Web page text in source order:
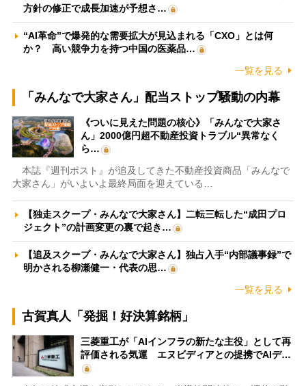
方針の修正で成長加速が予想さ…
“AI革命”で爆発的な需要拡大が見込まれる「CXO」とは何
か？ 高い競争力を持つ中国の医薬品…
一覧を見る
「みんなで大家さん」配当ストップ騒動の内幕
《ついに見えた問題の核心》「みんなで大家さ
ん」2000億円超不動産投資トラブル“異常なく
ら…
本誌『週刊ポスト』が追及してきた不動産投資商品「みんなで
大家さん」がいよいよ最終局面を迎えている…
【独走スクープ・みんなで大家さん】二転三転した“成田プロ
ジェクト”の計画変更の裏で起き…
【追及スクープ・みんなで大家さん】独占入手“内部議事録”で
明かされる柳瀬健一・代表の思…
一覧を見る
古賀真人「発掘！好決算銘柄」
三菱重工が「AIインフラの新たな主役」として再
評価される気運 エヌビディアとの提携でAIデ…